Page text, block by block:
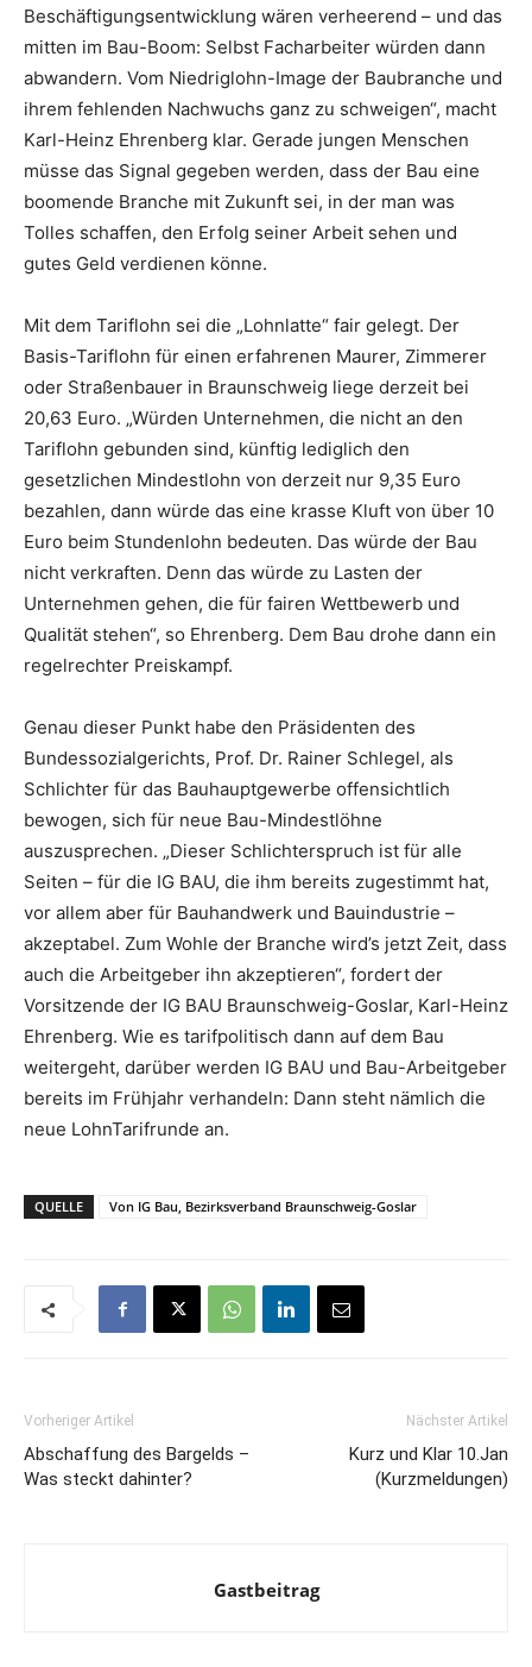
Beschäftigungsentwicklung wären verheerend – und das
mitten im Bau-Boom: Selbst Facharbeiter würden dann
abwandern. Vom Niedriglohn-Image der Baubranche und
ihrem fehlenden Nachwuchs ganz zu schweigen“, macht
Karl-Heinz Ehrenberg klar. Gerade jungen Menschen
müsse das Signal gegeben werden, dass der Bau eine
boomende Branche mit Zukunft sei, in der man was
Tolles schaffen, den Erfolg seiner Arbeit sehen und
gutes Geld verdienen könne.
Mit dem Tariflohn sei die „Lohnlatte“ fair gelegt. Der
Basis-Tariflohn für einen erfahrenen Maurer, Zimmerer
oder Straßenbauer in Braunschweig liege derzeit bei
20,63 Euro. „Würden Unternehmen, die nicht an den
Tariflohn gebunden sind, künftig lediglich den
gesetzlichen Mindestlohn von derzeit nur 9,35 Euro
bezahlen, dann würde das eine krasse Kluft von über 10
Euro beim Stundenlohn bedeuten. Das würde der Bau
nicht verkraften. Denn das würde zu Lasten der
Unternehmen gehen, die für fairen Wettbewerb und
Qualität stehen“, so Ehrenberg. Dem Bau drohe dann ein
regelrechter Preiskampf.
Genau dieser Punkt habe den Präsidenten des
Bundessozialgerichts, Prof. Dr. Rainer Schlegel, als
Schlichter für das Bauhauptgewerbe offensichtlich
bewogen, sich für neue Bau-Mindestlöhne
auszusprechen. „Dieser Schlichterspruch ist für alle
Seiten – für die IG BAU, die ihm bereits zugestimmt hat,
vor allem aber für Bauhandwerk und Bauindustrie –
akzeptabel. Zum Wohle der Branche wird’s jetzt Zeit, dass
auch die Arbeitgeber ihn akzeptieren“, fordert der
Vorsitzende der IG BAU Braunschweig-Goslar, Karl-Heinz
Ehrenberg. Wie es tarifpolitisch dann auf dem Bau
weitergeht, darüber werden IG BAU und Bau-Arbeitgeber
bereits im Frühjahr verhandeln: Dann steht nämlich die
neue LohnTarifrunde an.
QUELLE Von IG Bau, Bezirksverband Braunschweig-Goslar
Vorheriger Artikel
Abschaffung des Bargelds –
Was steckt dahinter?
Nächster Artikel
Kurz und Klar 10.Jan
(Kurzmeldungen)
Gastbeitrag